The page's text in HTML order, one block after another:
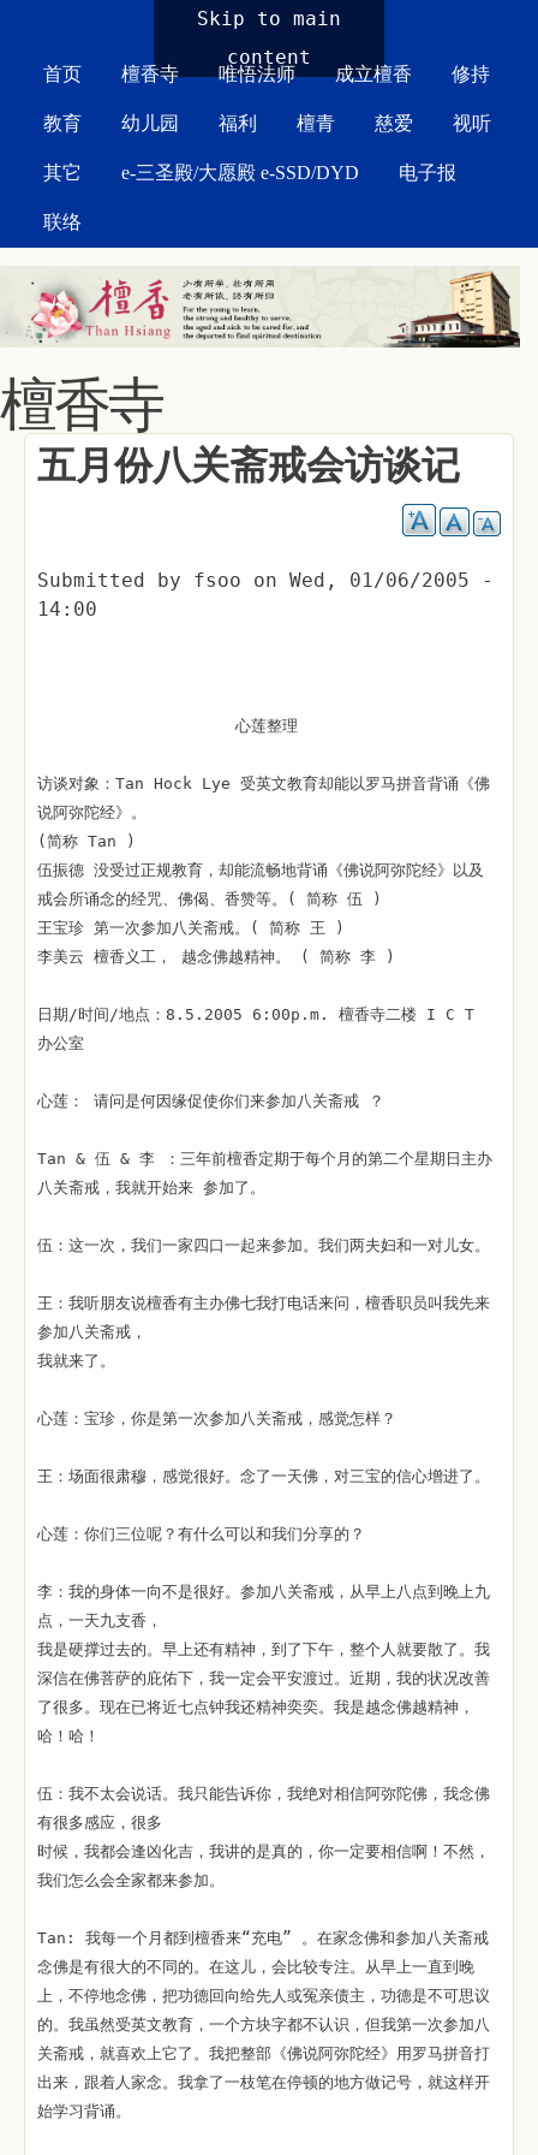
Skip to main
content
首页 檀香寺 唯悟法师 成立檀香 修持
教育 幼儿园 福利 檀青 慈爱 视听
其它 e-三圣殿/大愿殿 e-SSD/DYD 电子报
联络
檀香寺
五月份八关斋戒会访谈记
Submitted by fsoo on Wed, 01/06/2005 -
14:00
心莲整理
访谈对象：Tan Hock Lye 受英文教育却能以罗马拼音背诵《佛
说阿弥陀经》。
(简称 Tan )
伍振德 没受过正规教育，却能流畅地背诵《佛说阿弥陀经》以及
戒会所诵念的经咒、佛偈、香赞等。( 简称 伍 )
王宝珍 第一次参加八关斋戒。( 简称 王 )
李美云 檀香义工， 越念佛越精神。 ( 简称 李 )
日期/时间/地点：8.5.2005 6:00p.m. 檀香寺二楼 I C T
办公室
心莲： 请问是何因缘促使你们来参加八关斋戒 ？
Tan & 伍 & 李 ：三年前檀香定期于每个月的第二个星期日主办
八关斋戒，我就开始来 参加了。
伍：这一次，我们一家四口一起来参加。我们两夫妇和一对儿女。
王：我听朋友说檀香有主办佛七我打电话来问，檀香职员叫我先来
参加八关斋戒，
我就来了。
心莲：宝珍，你是第一次参加八关斋戒，感觉怎样？
王：场面很肃穆，感觉很好。念了一天佛，对三宝的信心增进了。
心莲：你们三位呢？有什么可以和我们分享的？
李：我的身体一向不是很好。参加八关斋戒，从早上八点到晚上九
点，一天九支香，
我是硬撑过去的。早上还有精神，到了下午，整个人就要散了。我
深信在佛菩萨的庇佑下，我一定会平安渡过。近期，我的状况改善
了很多。现在已将近七点钟我还精神奕奕。我是越念佛越精神，
哈！哈！
伍：我不太会说话。我只能告诉你，我绝对相信阿弥陀佛，我念佛
有很多感应，很多
时候，我都会逢凶化吉，我讲的是真的，你一定要相信啊！不然，
我们怎么会全家都来参加。
Tan: 我每一个月都到檀香来“充电” 。在家念佛和参加八关斋戒
念佛是有很大的不同的。在这儿，会比较专注。从早上一直到晚
上，不停地念佛，把功德回向给先人或冤亲债主，功德是不可思议
的。我虽然受英文教育，一个方块字都不认识，但我第一次参加八
关斋戒，就喜欢上它了。我把整部《佛说阿弥陀经》用罗马拼音打
出来，跟着人家念。我拿了一枝笔在停顿的地方做记号，就这样开
始学习背诵。